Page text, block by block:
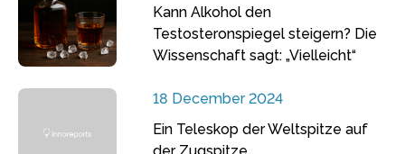
Kann Alkohol den
Testosteronspiegel steigern? Die
Wissenschaft sagt: „Vielleicht“
18 December 2024
Ein Teleskop der Weltspitze auf
der Zugspitze